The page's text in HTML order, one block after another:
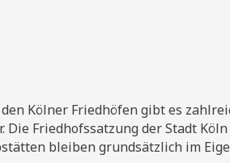
Kölner Friedhöfen gibt es
Friedhofssatzung der Stadt
bleiben grundsätzlich im